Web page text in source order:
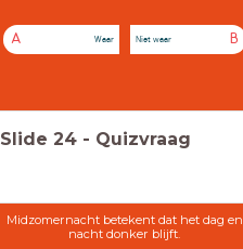
A Waar B
Niet waar
Slide 24 - Quizvraag
Midzomernacht betekent dat het dag en
nacht donker blijft.